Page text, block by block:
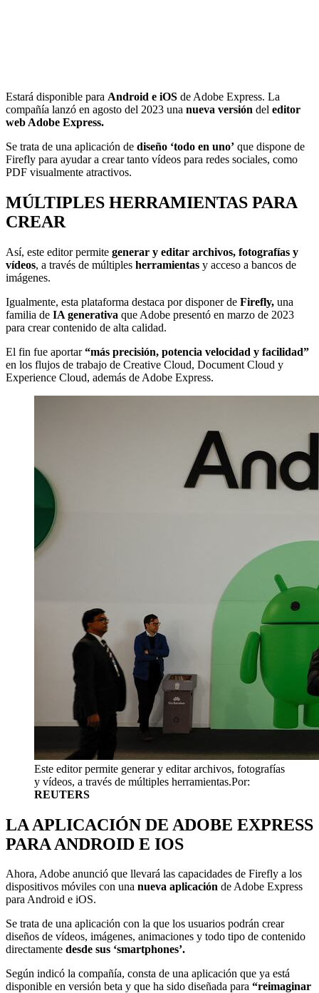
Estará disponible para Android e iOS de Adobe Express. La
compañía lanzó en agosto del 2023 una nueva versión del editor
web Adobe Express.
Se trata de una aplicación de diseño ‘todo en uno’ que dispone de
Firefly para ayudar a crear tanto vídeos para redes sociales, como
PDF visualmente atractivos.
MÚLTIPLES HERRAMIENTAS PARA
CREAR
Así, este editor permite generar y editar archivos, fotografías y
vídeos, a través de múltiples herramientas y acceso a bancos de
imágenes.
Igualmente, esta plataforma destaca por disponer de Firefly, una
familia de IA generativa que Adobe presentó en marzo de 2023
para crear contenido de alta calidad.
El fin fue aportar“más precisión, potencia velocidad y facilidad”
en los flujos de trabajo de Creative Cloud, Document Cloud y
Experience Cloud, además de Adobe Express.
Este editor permite generar y editar archivos, fotografías
y vídeos, a través de múltiples herramientas.Por:
REUTERS
LA APLICACIÓN DE ADOBE EXPRESS
PARA ANDROID E IOS
Ahora, Adobe anunció que llevará las capacidades de Firefly a los
dispositivos móviles con una nueva aplicación de Adobe Express
para Android e iOS.
Se trata de una aplicación con la que los usuarios podrán crear
diseños de vídeos, imágenes, animaciones y todo tipo de contenido
directamente desde sus ‘smartphones’.
Según indicó la compañía, consta de una aplicación que ya está
disponible en versión beta y que ha sido diseñada para “reimaginar